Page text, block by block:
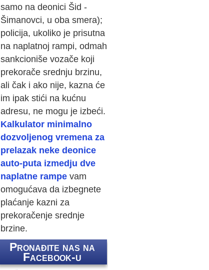
samo na deonici Šid -
Šimanovci, u oba smera);
policija, ukoliko je prisutna
na naplatnoj rampi, odmah
sankcioniše vozače koji
prekorače srednju brzinu,
ali čak i ako nije, kazna će
im ipak stići na kućnu
adresu, ne mogu je izbeći.
Kalkulator minimalno
dozvoljenog vremena za
prelazak neke deonice
auto-puta izmedju dve
naplatne rampe vam
omogućava da izbegnete
plaćanje kazni za
prekoračenje srednje
brzine.
Pronađite nas na
Facebook-u